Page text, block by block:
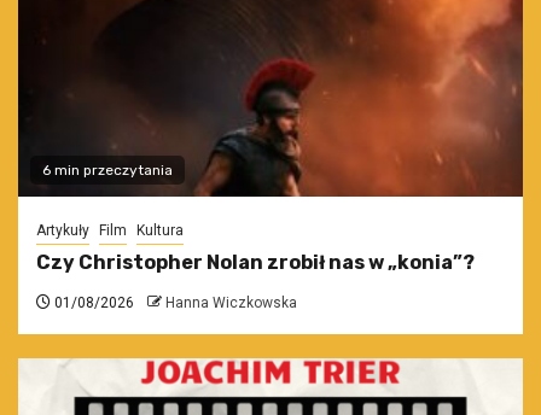
6 min przeczytania
Artykuły Film Kultura
Czy Christopher Nolan zrobił nas w „konia”?
01/08/2026 Hanna Wiczkowska